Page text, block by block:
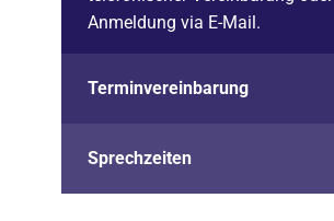
Anmeldung via E-Mail.
Terminvereinbarung
Sprechzeiten